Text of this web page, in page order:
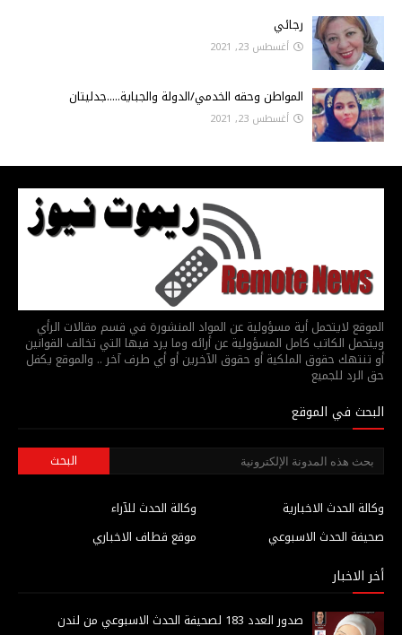
رجائي
أغسطس 23, 2021
المواطن وحقه الخدمي/الدولة والجباية.....جدليتان
أغسطس 23, 2021
الموقع لايتحمل أية مسؤولية عن المواد المنشورة في قسم مقالات الرأي
ويتحمل الكاتب كامل المسؤولية عن أرائه وما يرد فيها التي تخالف القوانين
أو تنتهك حقوق الملكية أو حقوق الآخرين أو أي طرف آخر .. والموقع يكفل
حق الرد للجميع
البحث في الموقع
وكالة الحدث للآراء
وكالة الحدث الاخبارية
موقع قطاف الاخباري
صحيفة الحدث الاسبوعي
أخر الاخبار
صدور العدد 183 لصحيفة الحدث الاسبوعي من لندن